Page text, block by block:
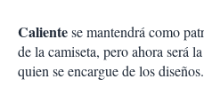
Calientese mantendrá como
de la camiseta, pero ahora será
quien se encargue de los diseños.